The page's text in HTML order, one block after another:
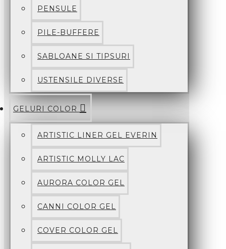
PENSULE
PILE-BUFFERE
SABLOANE SI TIPSURI
USTENSILE DIVERSE
GELURI COLOR
ARTISTIC LINER GEL EVERIN
ARTISTIC MOLLY LAC
AURORA COLOR GEL
CANNI COLOR GEL
COVER COLOR GEL